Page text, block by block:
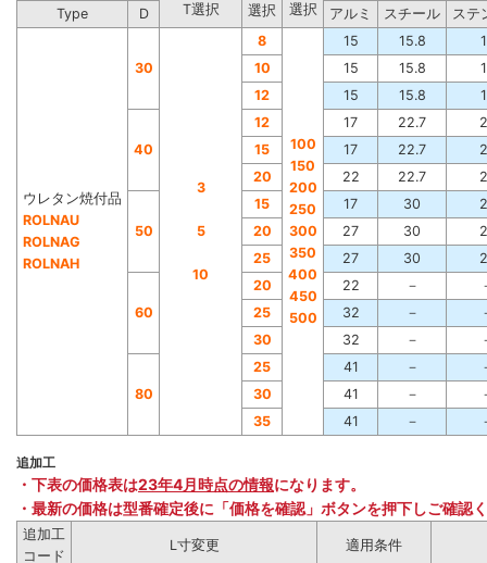
T選択
選択
選択
Type D アルミ スチール ステ
ウレタン焼付品
ROLNAU
ROLNAG
ROLNAH
30
3
5
10
8
100
150
200
250
300
350
400
450
500
15 15.8
10
15 15.8
12
15 15.8
40
12 17 22.7
15
17 22.7
20
22 22.7
50
15 17 30
20
27 30
25
27 30
60
20 22 －
25
32 －
30 32 －
80
25 41 －
30
41 －
35
41 －
追加工
・下表の価格表は23年4月時点の情報になります。
・最新の価格は型番確定後に「価格を確認」ボタンを押下しご確認
追加工
コード
L寸変更 適用条件